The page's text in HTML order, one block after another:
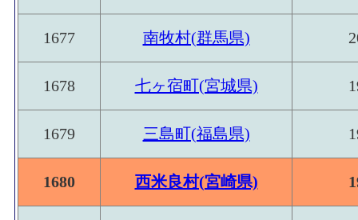
1677 南牧村(群馬県)
1678 七ヶ宿町(宮城県)
1679 三島町(福島県)
1680 西米良村(宮崎県)